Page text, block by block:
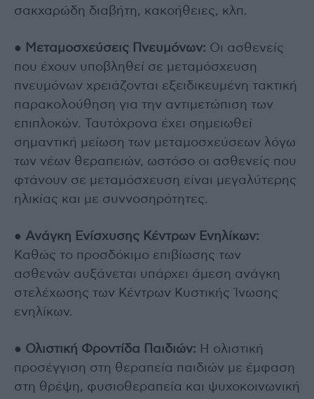
σακχαρώδη διαβήτη, κακοήθειες, κλπ.
● Μεταμοσχεύσεις Πνευμόνων: Οι ασθενείς
που έχουν υποβληθεί σε μεταμόσχευση
πνευμόνων χρειάζονται εξειδικευμένη τακτική
παρακολούθηση για την αντιμετώπιση των
επιπλοκών. Ταυτόχρονα έχει σημειωθεί
σημαντική μείωση των μεταμοσχεύσεων λόγω
των νέων θεραπειών, ωστόσο οι ασθενείς που
φτάνουν σε μεταμόσχευση είναι μεγαλύτερης
ηλικίας και με συννοσηρότητες.
● Ανάγκη Ενίσχυσης Κέντρων Ενηλίκων:
Καθώς το προσδόκιμο επιβίωσης των
ασθενών αυξάνεται υπάρχει άμεση ανάγκη
στελέχωσης των Κέντρων Κυστικής Ίνωσης
ενηλίκων.
● Ολιστική Φροντίδα Παιδιών: Η ολιστική
προσέγγιση στη θεραπεία παιδιών με έμφαση
στη θρέψη, φυσιοθεραπεία και ψυχοκοινωνική